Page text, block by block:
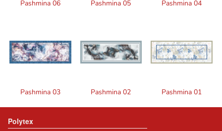
Pashmina 06 Pashmina 05 Pashmina 04
Pashmina 03 Pashmina 02 Pashmina 01
Polytex